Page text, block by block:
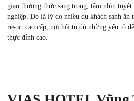
gian thưởng thức sang trọng, tầm nhìn tuyệt
nghiệp. Đó là lý do nhiều du khách sành ăn
resort cao cấp, nơi hội tụ đủ những yếu tố
thực đỉnh cao.